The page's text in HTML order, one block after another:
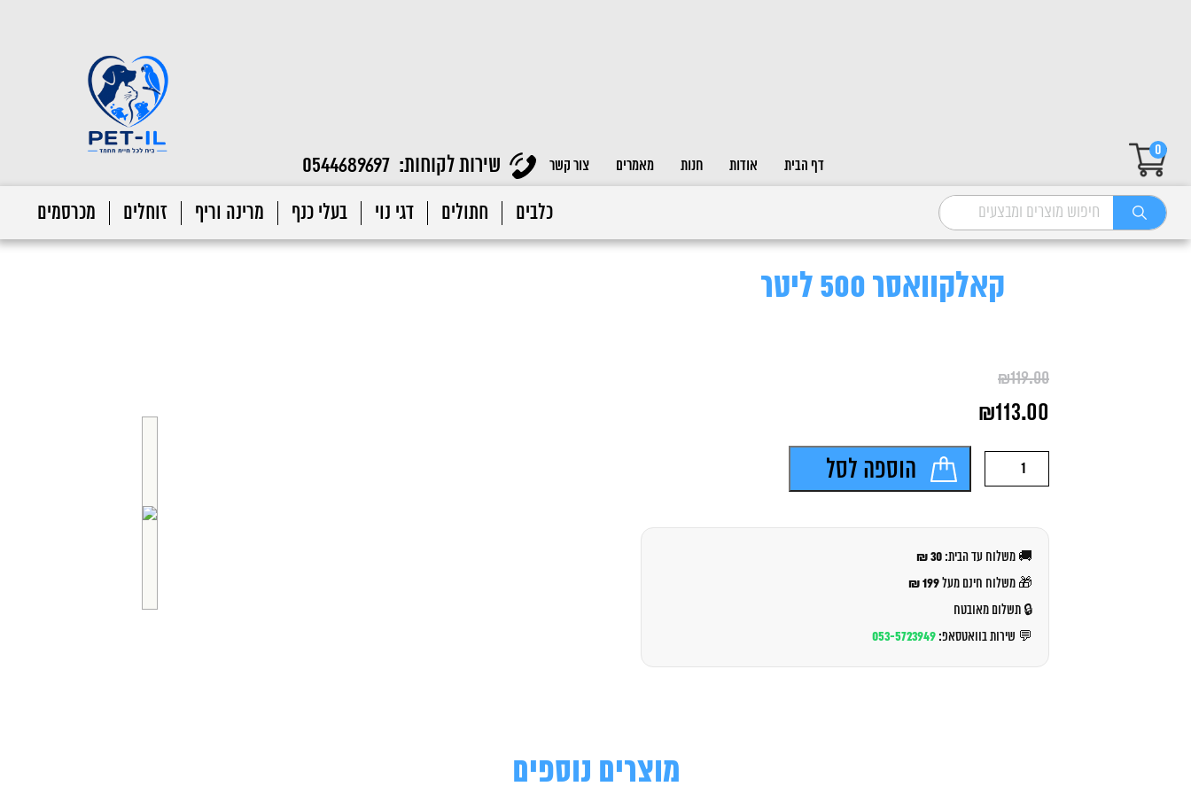
0
דף הבית
אודות חנות מאמרים צור קשר שירות לקוחות: 0544689697
כלבים חתולים דגי נוי בעלי כנף מרינה וריף זוחלים מכרסמים
קאלקוואסר 500 ליטר
₪119.00
המקורי
₪119.00.
₪113.00
הנוכחי
₪113.00.
ליטר
הוספה לסל
🚚 משלוח עד הבית: 30 ₪
🎁 משלוח חינם מעל199 ₪
🔒 תשלום מאובטח
💬 שירות בוואטסאפ: 053-5723949
מוצרים נוספים